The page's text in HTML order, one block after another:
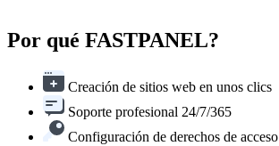
Por qué FASTPANEL?
Creación de sitios web en unos clics
Soporte profesional 24/7/365
Configuración de derechos de acceso